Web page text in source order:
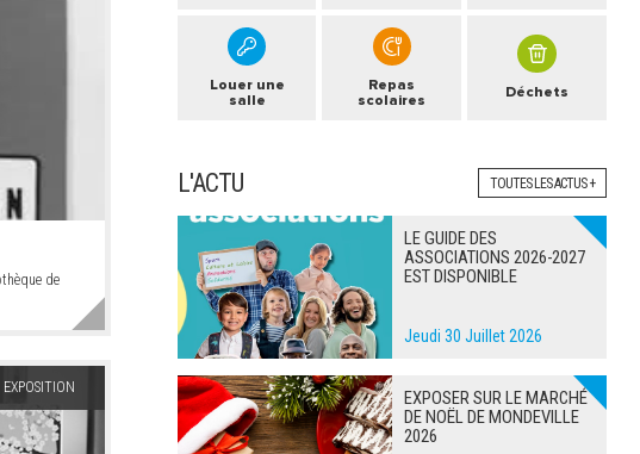
de
EXPOSITION
Louer une
salle
Repas
scolaires
Déchets
L'ACTU TOUTES LES ACTUS +
LE GUIDE DES
ASSOCIATIONS 2026-2027
EST DISPONIBLE
Jeudi 30 Juillet 2026
EXPOSER SUR LE MARCHÉ
DE NOËL DE MONDEVILLE
2026